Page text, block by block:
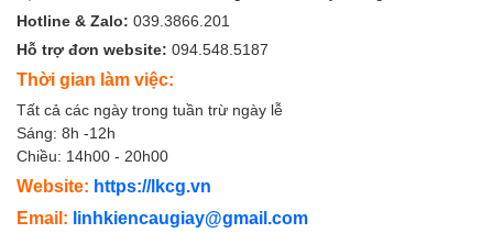
Hotline & Zalo: 039.3866.201
Hỗ trợ đơn website: 094.548.5187
Thời gian làm việc:
Tất cả các ngày trong tuần trừ ngày lễ
Sáng: 8h -12h
Chiều: 14h00 - 20h00
Website: https://lkcg.vn
Email: linhkiencaugiay@gmail.com